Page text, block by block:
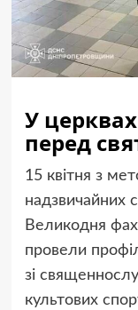
У
перед
15 квітня з
надзвичайних
Великодня
провели
зі
культових